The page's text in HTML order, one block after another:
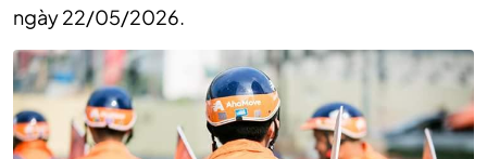
ngày 22/05/2026.